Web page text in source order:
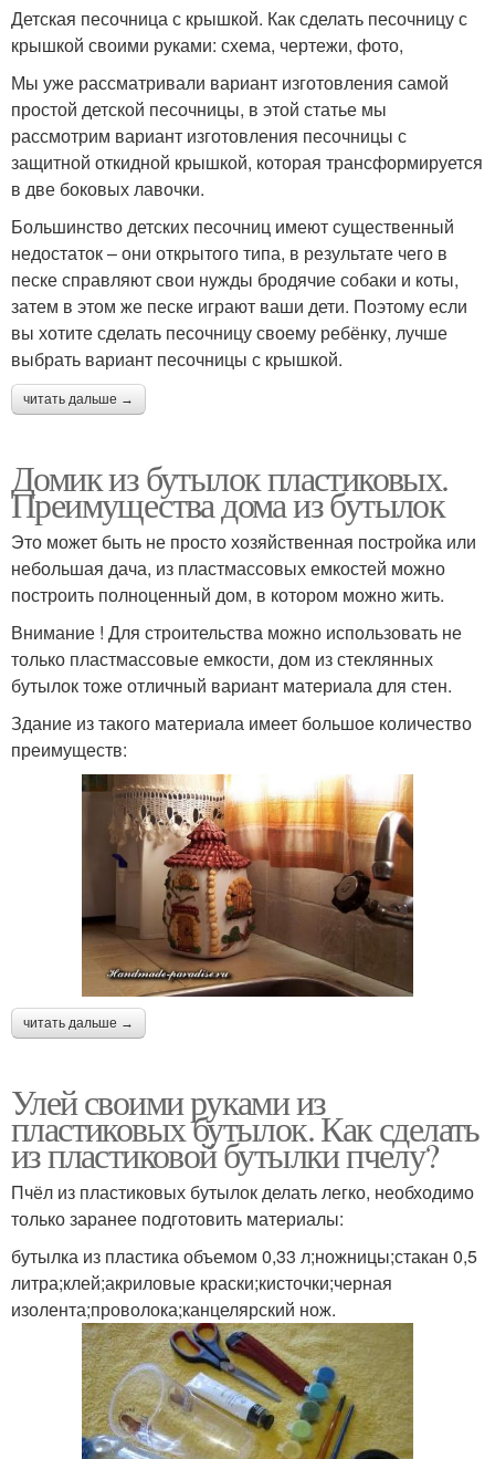
Детская песочница с крышкой. Как сделать песочницу с
крышкой своими руками: схема, чертежи, фото,
Мы уже рассматривали вариант изготовления самой
простой детской песочницы, в этой статье мы
рассмотрим вариант изготовления песочницы с
защитной откидной крышкой, которая трансформируется
в две боковых лавочки.
Большинство детских песочниц имеют существенный
недостаток – они открытого типа, в результате чего в
песке справляют свои нужды бродячие собаки и коты,
затем в этом же песке играют ваши дети. Поэтому если
вы хотите сделать песочницу своему ребёнку, лучше
выбрать вариант песочницы с крышкой.
читать дальше →
Домик из бутылок пластиковых.
Преимущества дома из бутылок
Это может быть не просто хозяйственная постройка или
небольшая дача, из пластмассовых емкостей можно
построить полноценный дом, в котором можно жить.
Внимание ! Для строительства можно использовать не
только пластмассовые емкости, дом из стеклянных
бутылок тоже отличный вариант материала для стен.
Здание из такого материала имеет большое количество
преимуществ:
читать дальше →
Улей своими руками из
пластиковых бутылок. Как сделать
из пластиковой бутылки пчелу?
Пчёл из пластиковых бутылок делать легко, необходимо
только заранее подготовить материалы:
бутылка из пластика объемом 0,33 л;ножницы;стакан 0,5
литра;клей;акриловые краски;кисточки;черная
изолента;проволока;канцелярский нож.